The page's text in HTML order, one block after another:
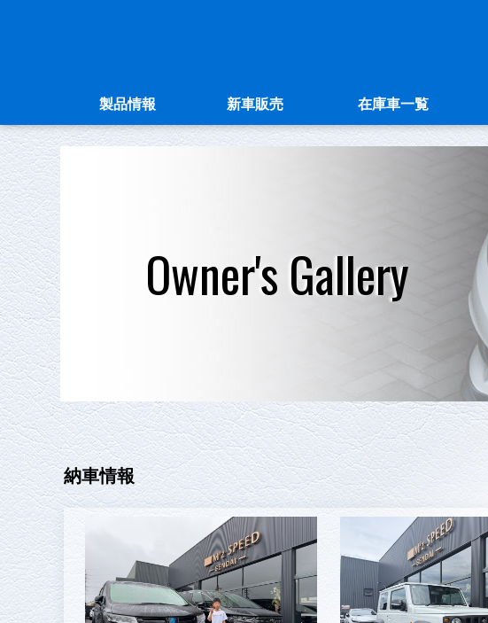
製品情報 新車販売 在庫車一覧
Owner's Gallery
納車情報